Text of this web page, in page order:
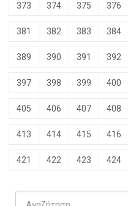
373 374 375 376
381 382 383 384
389 390 391 392
397 398 399 400
405 406 407 408
413 414 415 416
421 422 423 424